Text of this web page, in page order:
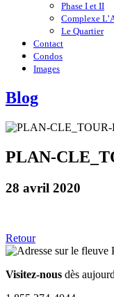
Phase I et II
Complexe
Le Quartier
Contact
Condos
Images
Blog
PLAN-
28 avril 2020
Retour
Visitez-nous dès